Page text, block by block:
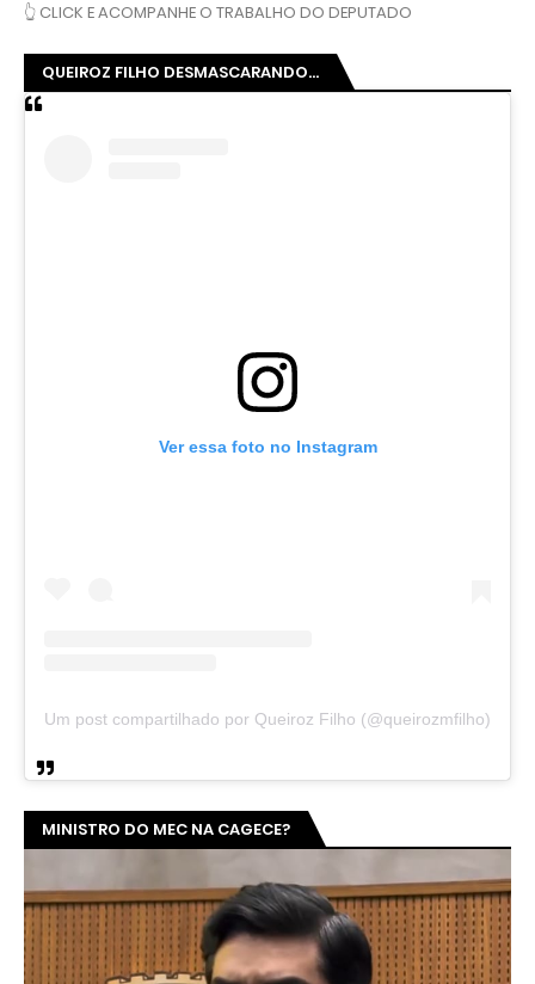
👆 CLICK E ACOMPANHE O TRABALHO DO DEPUTADO
QUEIROZ FILHO DESMASCARANDO...
Ver essa foto no Instagram
Um post compartilhado por Queiroz Filho (@queirozmfilho)
MINISTRO DO MEC NA CAGECE?